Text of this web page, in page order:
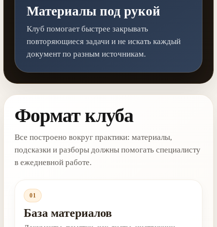
Материалы под рукой
Клуб помогает быстрее закрывать
повторяющиеся задачи и не искать каждый
документ по разным источникам.
Формат клуба
Все построено вокруг практики: материалы,
подсказки и разборы должны помогать специалисту
в ежедневной работе.
01
База материалов